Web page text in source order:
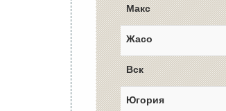
Макс
Жасо
Вск
Югория